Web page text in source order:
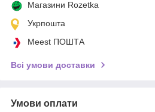
Магазини Rozetka
Укрпошта
Meest ПОШТА
Всі умови доставки
Умови оплати